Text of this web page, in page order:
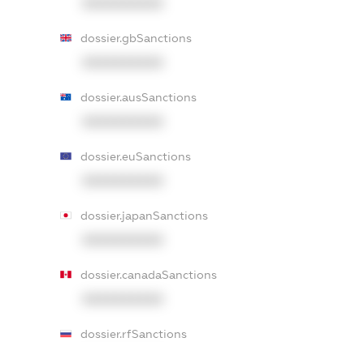
dossier.gbSanctions
dossier.ausSanctions
dossier.euSanctions
dossier.japanSanctions
dossier.canadaSanctions
dossier.rfSanctions